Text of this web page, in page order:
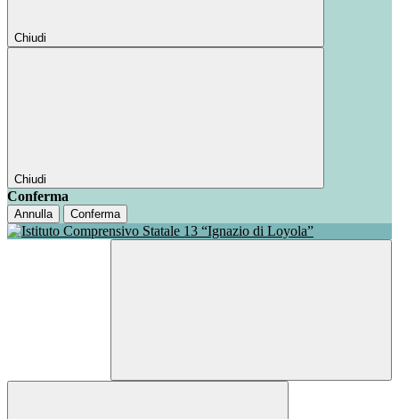
Chiudi
Chiudi
Conferma
Annulla Conferma